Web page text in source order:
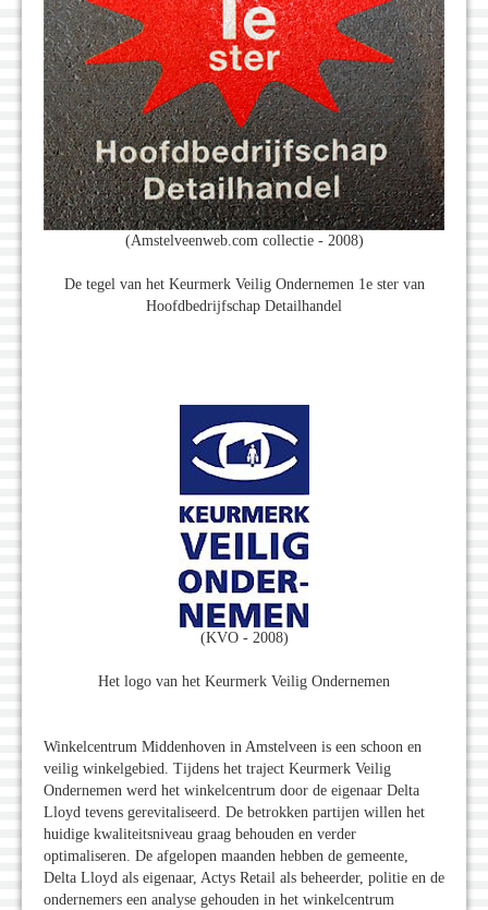
(Amstelveenweb.com collectie - 2008)
De tegel van het Keurmerk Veilig Ondernemen 1e ster van
Hoofdbedrijfschap Detailhandel
(KVO - 2008)
Het logo van het Keurmerk Veilig Ondernemen
Winkelcentrum Middenhoven in Amstelveen is een schoon en
veilig winkelgebied. Tijdens het traject Keurmerk Veilig
Ondernemen werd het winkelcentrum door de eigenaar Delta
Lloyd tevens gerevitaliseerd. De betrokken partijen willen het
huidige kwaliteitsniveau graag behouden en verder
optimaliseren. De afgelopen maanden hebben de gemeente,
Delta Lloyd als eigenaar, Actys Retail als beheerder, politie en de
ondernemers een analyse gehouden in het winkelcentrum